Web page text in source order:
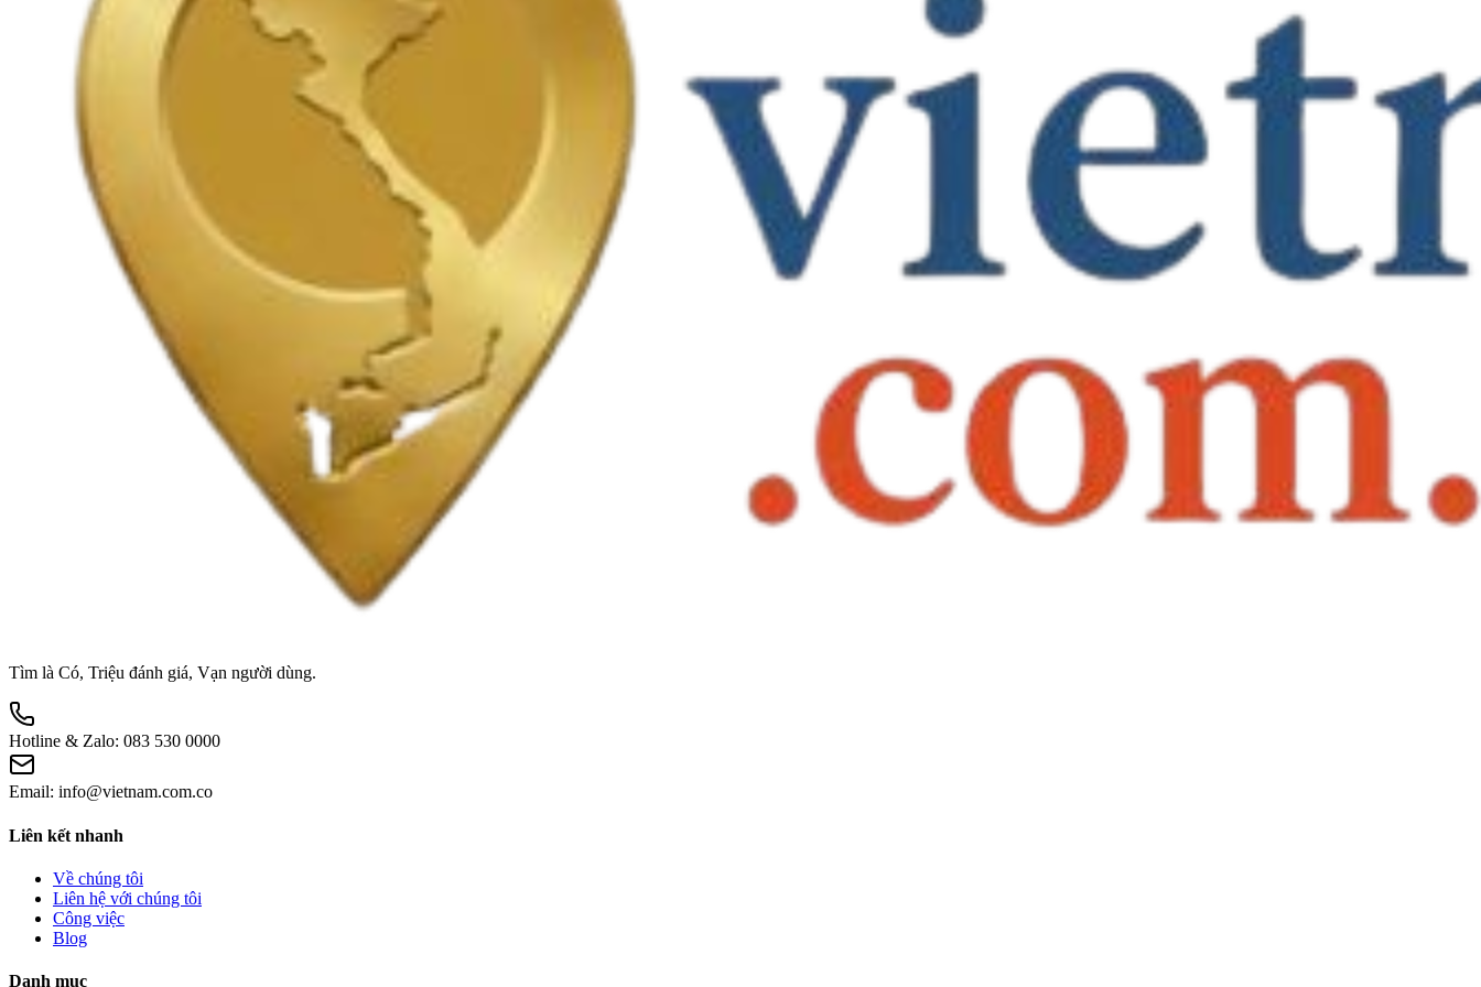
Tìm là Có, Triệu đánh giá, Vạn người dùng.
Hotline & Zalo: 083 530 0000
Email: info@vietnam.com.co
Liên kết nhanh
Về chúng tôi
Liên hệ với chúng tôi
Công việc
Blog
Danh mục